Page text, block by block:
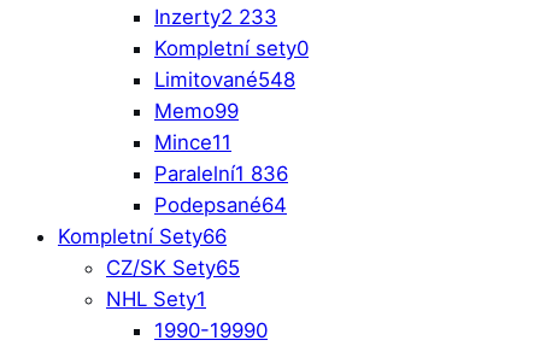
Inzerty2 233
Kompletní sety0
Limitované548
Memo99
Mince11
Paralelní1 836
Podepsané64
Kompletní Sety66
CZ/SK Sety65
NHL Sety1
1990-19990